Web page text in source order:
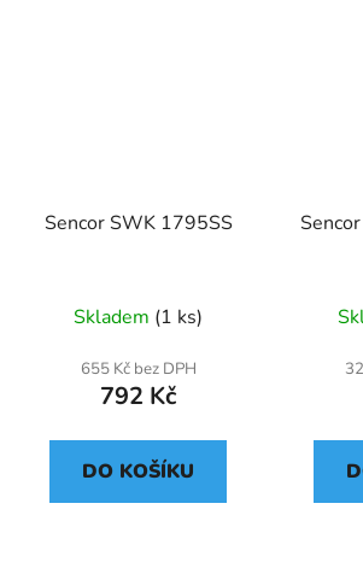
Sencor SWK 1795SS
Skladem (1 ks)
655 Kč bez DPH
792 Kč
DO KOŠÍKU